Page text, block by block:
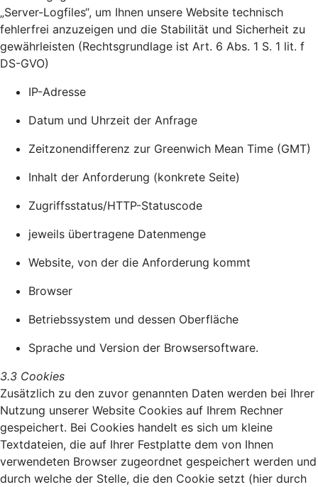
„Server-Logfiles“, um Ihnen unsere Website technisch
fehlerfrei anzuzeigen und die Stabilität und Sicherheit zu
gewährleisten (Rechtsgrundlage ist Art. 6 Abs. 1 S. 1 lit. f
DS-GVO)
IP-Adresse
Datum und Uhrzeit der Anfrage
Zeitzonendifferenz zur Greenwich Mean Time (GMT)
Inhalt der Anforderung (konkrete Seite)
Zugriffsstatus/HTTP-Statuscode
jeweils übertragene Datenmenge
Website, von der die Anforderung kommt
Browser
Betriebssystem und dessen Oberfläche
Sprache und Version der Browsersoftware.
3.3 Cookies
Zusätzlich zu den zuvor genannten Daten werden bei Ihrer
Nutzung unserer Website Cookies auf Ihrem Rechner
gespeichert. Bei Cookies handelt es sich um kleine
Textdateien, die auf Ihrer Festplatte dem von Ihnen
verwendeten Browser zugeordnet gespeichert werden und
durch welche der Stelle, die den Cookie setzt (hier durch